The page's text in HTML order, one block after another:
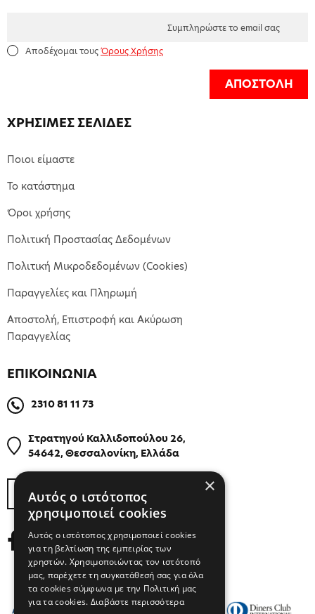
ΕΠΙΚΟΙΝΩΝΙΑ
2310 81 11 73
Στρατηγού Καλλιδοπούλου 26,
54642, Θεσσαλονίκη, Ελλάδα
ΒΡΕΙΤΕ ΜΑΣ ΣΤΟΝ ΧΑΡΤΗ
ΧΡΗΣΙΜΕΣ ΣΕΛΙΔΕΣ
Ποιοι είμαστε
Το κατάστημα
Όροι χρήσης
Πολιτική Προστασίας Δεδομένων
Πολιτική Μικροδεδομένων (Cookies)
Παραγγελίες και Πληρωμή
Αποστολή, Επιστροφή και Ακύρωση
Παραγγελίας
Αποδέχομαι τουςΌρους Χρήσης
ΑΠΟΣΤΟΛΗ
×
Αυτός ο ιστότοπος
χρησιμοποιεί cookies
Αυτός ο ιστότοπος χρησιμοποιεί cookies
για τη βελτίωση της εμπειρίας των
χρηστών. Χρησιμοποιώντας τον ιστότοπό
μας, παρέχετε τη συγκατάθεσή σας για όλα
τα cookies σύμφωνα με την Πολιτική μας
για τα cookies. Διαβάστε περισσότερα